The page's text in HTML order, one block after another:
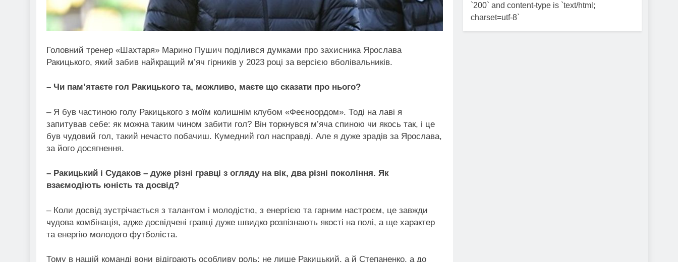
Головний тренер «Шахтаря» Марино Пушич поділився думками про захисника Ярослава
Ракицького, який забив найкращий м’яч гірників у 2023 році за версією вболівальників.
– Чи пам’ятаєте гол Ракицького та, можливо, маєте що сказати про нього?
– Я був частиною голу Ракицького з моїм колишнім клубом «Феєноордом». Тоді на лаві я
запитував себе: як можна таким чином забити гол? Він торкнувся м’яча спиною чи якось так, і це
був чудовий гол, такий нечасто побачиш. Кумедний гол насправді. Але я дуже зрадів за Ярослава,
за його досягнення.
– Ракицький і Судаков – дуже різні гравці з огляду на вік, два різні покоління. Як
взаємодіють юність та досвід?
– Коли досвід зустрічається з талантом і молодістю, з енергією та гарним настроєм, це завжди
чудова комбінація, адже досвідчені гравці дуже швидко розпізнають якості на полі, а ще характер
та енергію молодого футболіста.
Тому в нашій команді вони відіграють особливу роль: не лише Ракицький, а й Степаненко, а до
`200` and content-type is `text/html;
charset=utf-8`